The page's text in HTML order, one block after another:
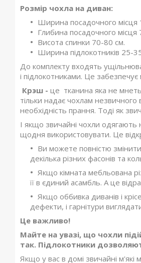
Розмір чохла на диван:
Ширина посадочного місця
Глибина посадочного місця
Висота спинки 70-80 см.
Ширина підлокотників 25-
До комплекту входять
і підлокотниками. Це
Крэш - це тканина яка не
тільки надає чохлам
необхідність прання. Тоді як
І якщо звичайні чохли одягають
щодня використовувати. Це
Ви можете повністю
декілька різних фасонів та
Якщо кімната мебльована
її в єдиний асамбль. А це
Якщо оббивка диванів і
дефекти, і гарнітури
Це важливо!
Майте на увазі, що чохли
так. Підлокотники
Якщо у вас в домі звичайні м'які